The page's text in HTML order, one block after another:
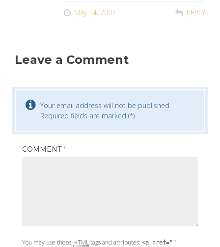
May 14, 2007 REPLY
Leave a Comment
Your email address will not be published.
Required fields are marked (*).
COMMENT*
You may use these HTMLtags and attributes: <a href=""